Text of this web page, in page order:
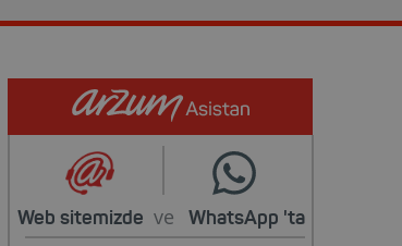
Web sitemizde ve WhatsApp 'ta